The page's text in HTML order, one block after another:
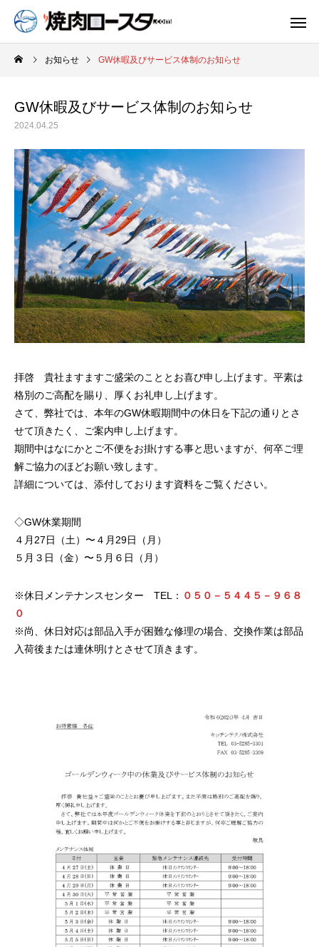
お知らせ GW休暇及びサービス体制のお知らせ
GW休暇及びサービス体制のお知らせ
2024.04.25
拝啓 貴社ますますご盛栄のこととお喜び申し上げます。平素は
格別のご高配を賜り、厚くお礼申し上げます。
さて、弊社では、本年のGW休暇期間中の休日を下記の通りとさ
せて頂きたく、ご案内申し上げます。
期間中はなにかとご不便をお掛けする事と思いますが、何卒ご理
解ご協力のほどお願い致します。
詳細については、添付しております資料をご覧ください。
◇GW休業期間
４月27日（土）〜４月29日（月）
５月３日（金）〜５月６日（月）
※休日メンテナンスセンター TEL： ０５０－５４４５－９６８
０
※尚、休日対応は部品入手が困難な修理の場合、交換作業は部品
入荷後または連休明けとさせて頂きます。